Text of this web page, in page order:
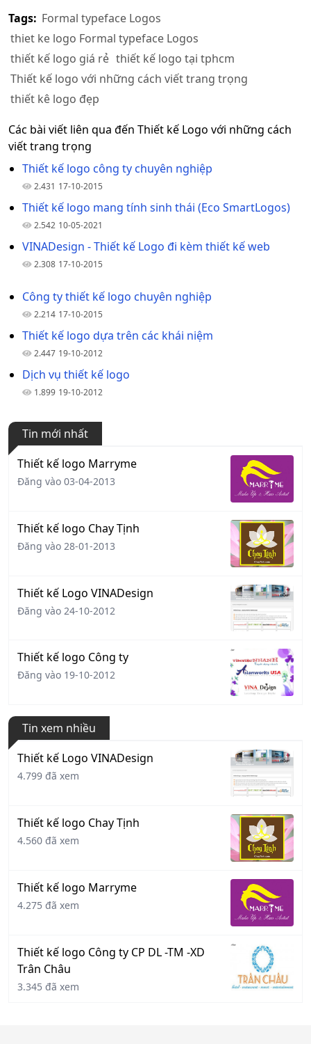
Tags: Formal typeface Logos
thiet ke logo Formal typeface Logos
thiết kế logo giá rẻ thiết kế logo tại tphcm
Thiết kế logo với những cách viết trang trọng
thiết kê logo đẹp
Các bài viết liên qua đến Thiết kế Logo với những cách
viết trang trọng
Thiết kế logo công ty chuyên nghiệp
2.431 17-10-2015
Thiết kế logo mang tính sinh thái (Eco SmartLogos)
2.542 10-05-2021
VINADesign - Thiết kế Logo đi kèm thiết kế web
2.308 17-10-2015
Công ty thiết kế logo chuyên nghiệp
2.214 17-10-2015
Thiết kế logo dựa trên các khái niệm
2.447 19-10-2012
Dịch vụ thiết kế logo
1.899 19-10-2012
Tin mới nhất
Thiết kế logo Marryme
Đăng vào 03-04-2013
Thiết kế logo Chay Tịnh
Đăng vào 28-01-2013
Thiết kế Logo VINADesign
Đăng vào 24-10-2012
Thiết kế logo Công ty
Đăng vào 19-10-2012
Tin xem nhiều
Thiết kế Logo VINADesign
4.799 đã xem
Thiết kế logo Chay Tịnh
4.560 đã xem
Thiết kế logo Marryme
4.275 đã xem
Thiết kế logo Công ty CP DL -TM -XD
Trân Châu
3.345 đã xem